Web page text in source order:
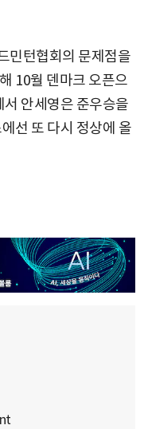
민턴협회의 문제점을
10월 덴마크 오픈으
안세영은 준우승을
선 또 다시 정상에 올